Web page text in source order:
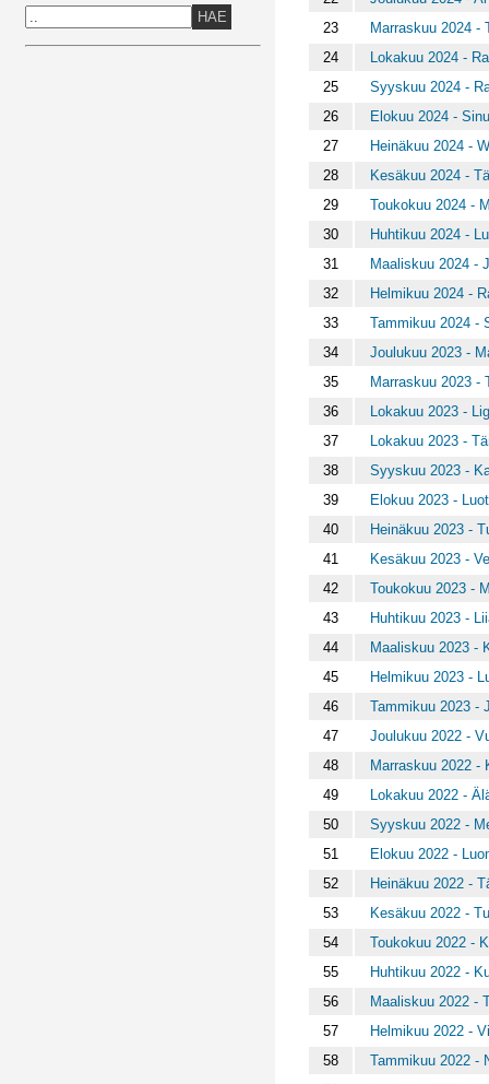
HAE
23
Marraskuu 2024 -
24
Lokakuu 2024 -
25
Syyskuu 2024 -
26
Elokuu 2024 -
27
Heinäkuu 2024 -
28
Kesäkuu 2024 -
29
Toukokuu 2024 -
30
Huhtikuu 2024 -
31
Maaliskuu 2024 -
32
Helmikuu 2024 -
33
Tammikuu 2024 -
34
Joulukuu 2023 -
35
Marraskuu 2023 -
36
Lokakuu 2023 -
37
Lokakuu 2023 -
38
Syyskuu 2023 -
39
Elokuu 2023 -
40
Heinäkuu 2023 -
41
Kesäkuu 2023 -
42
Toukokuu 2023 -
43
Huhtikuu 2023 -
44
Maaliskuu 2023 -
45
Helmikuu 2023 -
46
Tammikuu 2023 -
47
Joulukuu 2022 -
48
Marraskuu 2022 -
49
Lokakuu 2022 -
50
Syyskuu 2022 -
51
Elokuu 2022 -
52
Heinäkuu 2022 -
53
Kesäkuu 2022 -
54
Toukokuu 2022 -
55
Huhtikuu 2022 -
56
Maaliskuu 2022 -
57
Helmikuu 2022 -
58
Tammikuu 2022 -